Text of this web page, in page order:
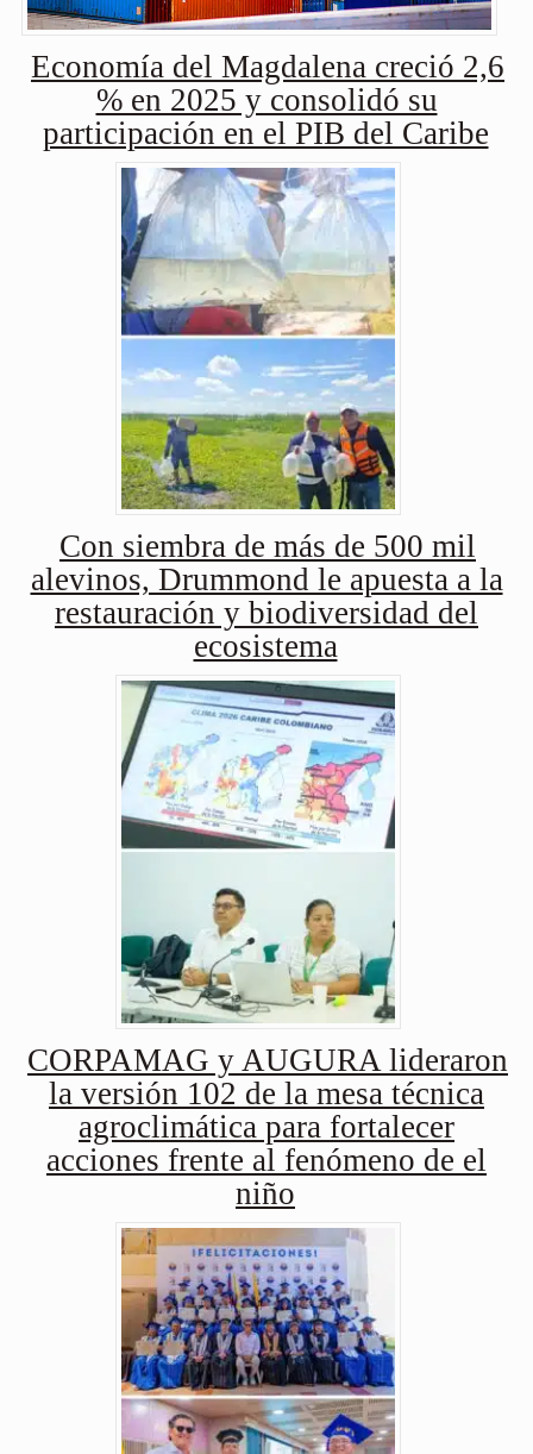
Economía del Magdalena creció 2,6
% en 2025 y consolidó su
participación en el PIB del Caribe
Con siembra de más de 500 mil
alevinos, Drummond le apuesta a la
restauración y biodiversidad del
ecosistema
CORPAMAG y AUGURA lideraron
la versión 102 de la mesa técnica
agroclimática para fortalecer
acciones frente al fenómeno de el
niño